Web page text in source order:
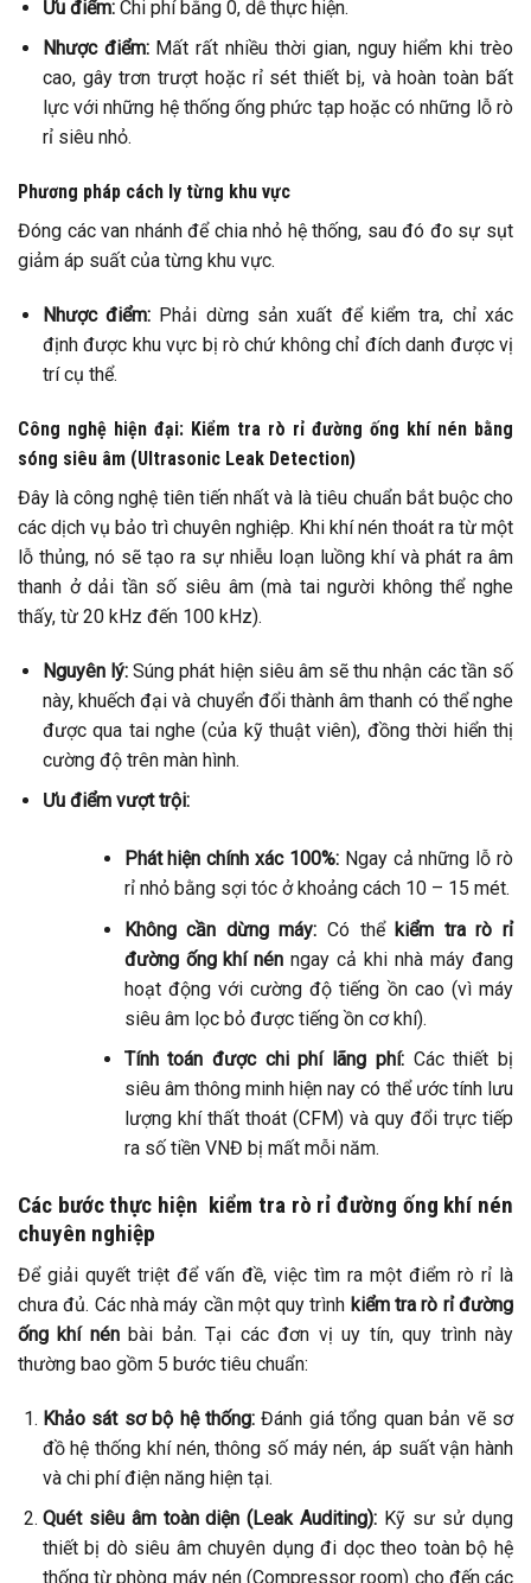
Ưu điểm:Chi phí bằng 0, dễ thực hiện.
Nhược điểm:Mất rất nhiều thời gian, nguy hiểm khi trèo
cao, gây trơn trượt hoặc rỉ sét thiết bị, và hoàn toàn bất
lực với những hệ thống ống phức tạp hoặc có những lỗ rò
rỉ siêu nhỏ.
Phương pháp cách ly từng khu vực
Đóng các van nhánh để chia nhỏ hệ thống, sau đó đo sự sụt
giảm áp suất của từng khu vực.
Nhược điểm: Phải dừng sản xuất để kiểm tra, chỉ xác
định được khu vực bị rò chứ không chỉ đích danh được vị
trí cụ thể.
Công nghệ hiện đại: Kiểm tra rò rỉ đường ống khí nén bằng
sóng siêu âm (Ultrasonic Leak Detection)
Đây là công nghệ tiên tiến nhất và là tiêu chuẩn bắt buộc cho
các dịch vụ bảo trì chuyên nghiệp. Khi khí nén thoát ra từ một
lỗ thủng, nó sẽ tạo ra sự nhiễu loạn luồng khí và phát ra âm
thanh ở dải tần số siêu âm (mà tai người không thể nghe
thấy, từ 20 kHz đến 100 kHz).
Nguyên lý:Súng phát hiện siêu âm sẽ thu nhận các tần số
này, khuếch đại và chuyển đổi thành âm thanh có thể nghe
được qua tai nghe (của kỹ thuật viên), đồng thời hiển thị
cường độ trên màn hình.
Ưu điểm vượt trội:
Phát hiện chính xác 100%:Ngay cả những lỗ rò
rỉ nhỏ bằng sợi tóc ở khoảng cách 10 – 15 mét.
Không cần dừng máy: Có thểkiểm tra rò rỉ
đường ống khí nén ngay cả khi nhà máy đang
hoạt động với cường độ tiếng ồn cao (vì máy
siêu âm lọc bỏ được tiếng ồn cơ khí).
Tính toán được chi phí lãng phí:Các thiết bị
siêu âm thông minh hiện nay có thể ước tính lưu
lượng khí thất thoát (CFM) và quy đổi trực tiếp
ra số tiền VNĐ bị mất mỗi năm.
Các bước thực hiện kiểm tra rò rỉ đường ống khí nén
chuyên nghiệp
Để giải quyết triệt để vấn đề, việc tìm ra một điểm rò rỉ là
chưa đủ. Các nhà máy cần một quy trình kiểm tra rò rỉ đường
ống khí nénbài bản. Tại các đơn vị uy tín, quy trình này
thường bao gồm 5 bước tiêu chuẩn:
Khảo sát sơ bộ hệ thống:Đánh giá tổng quan bản vẽ sơ
đồ hệ thống khí nén, thông số máy nén, áp suất vận hành
và chi phí điện năng hiện tại.
Quét siêu âm toàn diện (Leak Auditing): Kỹ sư sử dụng
thiết bị dò siêu âm chuyên dụng đi dọc theo toàn bộ hệ
thống từ phòng máy nén (Compressor room) cho đến các